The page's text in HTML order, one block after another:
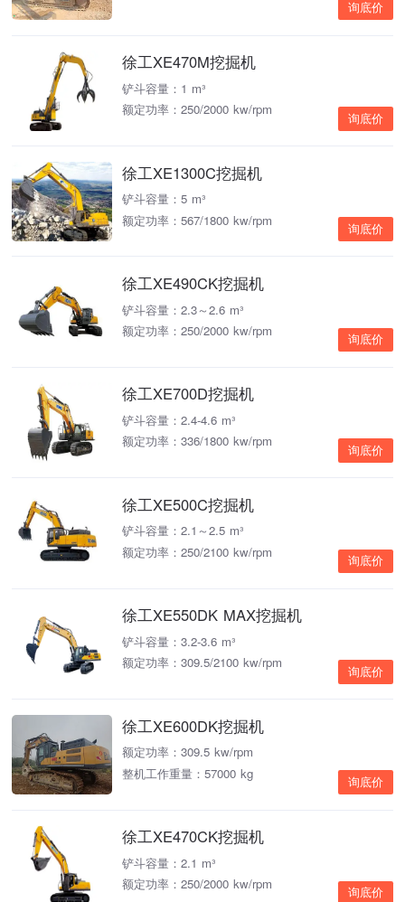
询底价
徐工XE470M挖掘机
铲斗容量：1 m³
额定功率：250/2000 kw/rpm
询底价
徐工XE1300C挖掘机
铲斗容量：5 m³
额定功率：567/1800 kw/rpm
询底价
徐工XE490CK挖掘机
铲斗容量：2.3～2.6 m³
额定功率：250/2000 kw/rpm
询底价
徐工XE700D挖掘机
铲斗容量：2.4-4.6 m³
额定功率：336/1800 kw/rpm
询底价
徐工XE500C挖掘机
铲斗容量：2.1～2.5 m³
额定功率：250/2100 kw/rpm
询底价
徐工XE550DK MAX挖掘机
铲斗容量：3.2-3.6 m³
额定功率：309.5/2100 kw/rpm
询底价
徐工XE600DK挖掘机
额定功率：309.5 kw/rpm
整机工作重量：57000 kg
询底价
徐工XE470CK挖掘机
铲斗容量：2.1 m³
额定功率：250/2000 kw/rpm
询底价